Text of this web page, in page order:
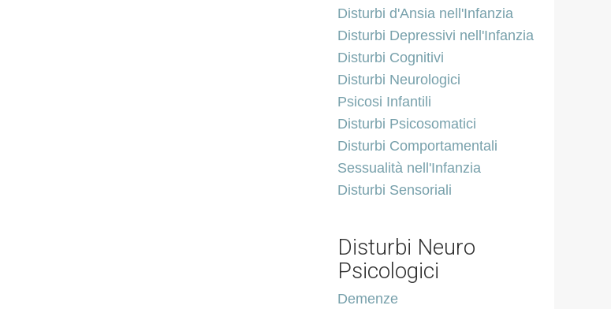
Disturbi d'Ansia nell'Infanzia
Disturbi Depressivi nell'Infanzia
Disturbi Cognitivi
Disturbi Neurologici
Psicosi Infantili
Disturbi Psicosomatici
Disturbi Comportamentali
Sessualità nell'Infanzia
Disturbi Sensoriali
Disturbi Neuro
Psicologici
Demenze